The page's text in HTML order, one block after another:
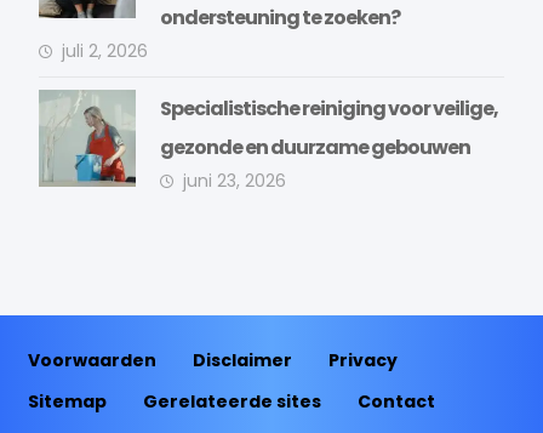
ondersteuning te zoeken?
juli 2, 2026
Specialistische reiniging voor veilige,
gezonde en duurzame gebouwen
juni 23, 2026
Voorwaarden Disclaimer
Privacy
Sitemap
Gerelateerde sites Contact